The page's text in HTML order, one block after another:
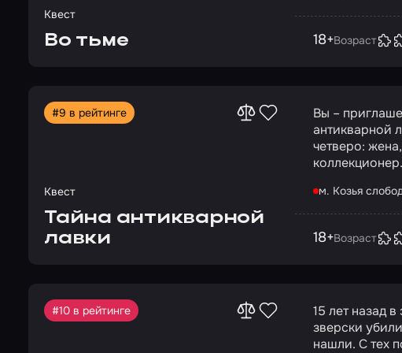
Квест
Во тьме Возраст
18+
каждой
отчаяние?
#9 в рейтинге
Квест
Тайна антикварной
лавки
Возраст
18+
Вы –
антикварной
четверо:
комнату
шифры и
ли вы найти
м. Козья
#10 в рейтинге
15 лет назад
зверски
нашли. С тех